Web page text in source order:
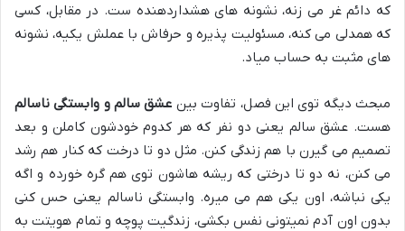
که دائم غر می زنه، نشونه های هشداردهنده ست. در مقابل، کسی
که همدلی می کنه، مسئولیت پذیره و حرفاش با عملش یکیه، نشونه
های مثبت به حساب میاد.
مبحث دیگه توی این فصل، تفاوت بین عشق سالم و وابستگی ناسالم
هست. عشق سالم یعنی دو نفر که هر کدوم خودشون کاملن و بعد
تصمیم می گیرن با هم زندگی کنن. مثل دو تا درخت که کنار هم رشد
می کنن، نه دو تا درختی که ریشه هاشون توی هم گره خورده و اگه
یکی نباشه، اون یکی هم می میره. وابستگی ناسالم یعنی حس کنی
بدون اون آدم نمیتونی نفس بکشی، زندگیت پوچه و تمام هویتت به